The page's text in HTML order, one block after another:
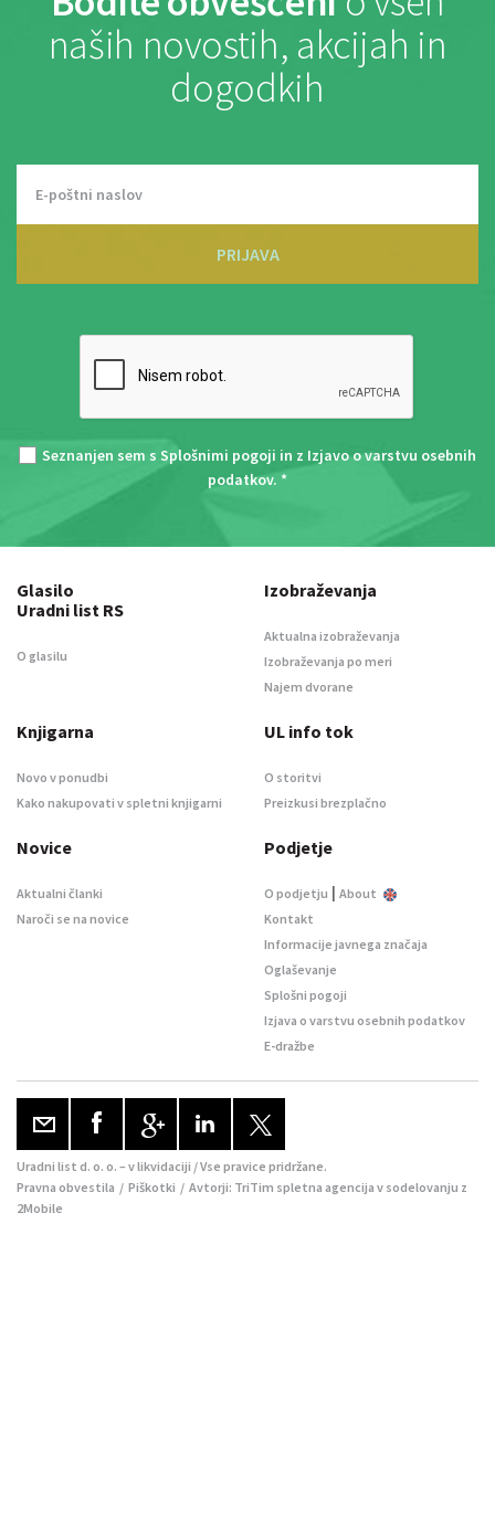
naših novostih, akcijah in
dogodkih
PRIJAVA
Seznanjen sem s Splošnimi pogoji in z Izjavo o varstvu osebnih
podatkov. *
Glasilo
Uradni list RS
O glasilu
Izobraževanja
Aktualna izobraževanja
Izobraževanja po meri
Najem dvorane
Knjigarna
Novo v ponudbi
Kako nakupovati v spletni knjigarni
UL info tok
O storitvi
Preizkusi brezplačno
Novice
Aktualni članki
Naroči se na novice
Podjetje
O podjetju | About
Kontakt
Informacije javnega značaja
Oglaševanje
Splošni pogoji
Izjava o varstvu osebnih podatkov
E-dražbe
Uradni list d. o. o. – v likvidaciji / Vse pravice pridržane.
Pravna obvestila / Piškotki / Avtorji: TriTim spletna agencija v sodelovanju z
2Mobile